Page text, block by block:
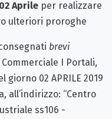
Aprile per realizzare
ulteriori proroghe
brevi
I Portali,
giorno 02 APRILE 2019
all’indirizzo: “Centro
ss106 -